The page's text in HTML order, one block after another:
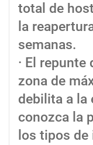
total de
la
semanas.
· El
zona de
debilita a la
conozca la
los tipos de